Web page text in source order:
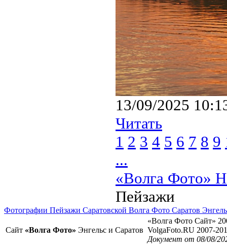
13/09/2025
Читать
1 2 3 4 5 6 7 8 9
...
«Волга Фото»
Пейзажи
Фотографии Пейзажи Саратовской Волга Фото Саратов
Сайт «Волга Фото» Энгельс и Саратов
«Волга Фото Сайт»
VolgaFoto.RU 2007-
Документ от 08/08/